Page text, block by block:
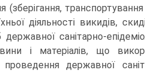
діяльності викидів,
санітарно-
і матеріалів, що
державної